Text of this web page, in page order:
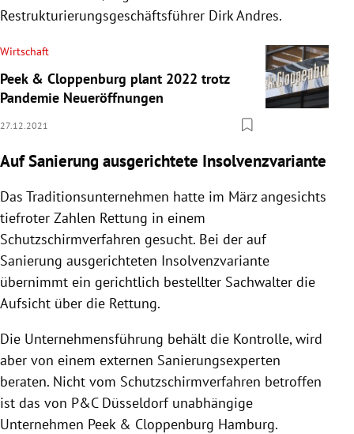
Restrukturierungsgeschäftsführer Dirk Andres.
Wirtschaft
Peek & Cloppenburg plant 2022 trotz
Pandemie Neueröffnungen
27.12.2021
Auf Sanierung ausgerichtete Insolvenzvariante
Das Traditionsunternehmen hatte im März angesichts
tiefroter Zahlen Rettung in einem
Schutzschirmverfahren gesucht. Bei der auf
Sanierung ausgerichteten Insolvenzvariante
übernimmt ein gerichtlich bestellter Sachwalter die
Aufsicht über die Rettung.
Die Unternehmensführung behält die Kontrolle, wird
aber von einem externen Sanierungsexperten
beraten. Nicht vom Schutzschirmverfahren betroffen
ist das von P&C Düsseldorf unabhängige
Unternehmen Peek & Cloppenburg Hamburg.